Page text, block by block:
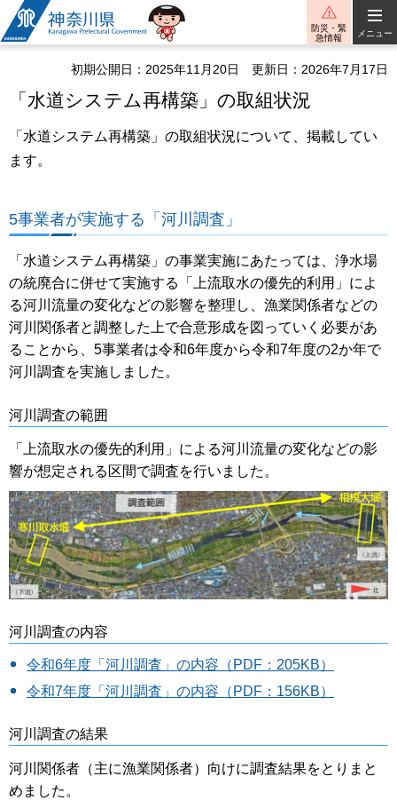
神奈川県
防災・緊
急情報
メニュー
初期公開日：2025年11月20日 更新日：2026年7月17日
「水道システム再構築」の取組状況
「水道システム再構築」の取組状況について、掲載してい
ます。
5事業者が実施する「河川調査」
「水道システム再構築」の事業実施にあたっては、浄水場
の統廃合に併せて実施する「上流取水の優先的利用」によ
る河川流量の変化などの影響を整理し、漁業関係者などの
河川関係者と調整した上で合意形成を図っていく必要があ
ることから、5事業者は令和6年度から令和7年度の2か年で
河川調査を実施しました。
河川調査の範囲
「上流取水の優先的利用」による河川流量の変化などの影
響が想定される区間で調査を行いました。
河川調査の内容
令和6年度「河川調査」の内容（PDF：205KB）
令和7年度 「河川調査」の内容（PDF：156KB）
河川調査の結果
河川関係者（主に漁業関係者）向けに調査結果をとりまと
めました。